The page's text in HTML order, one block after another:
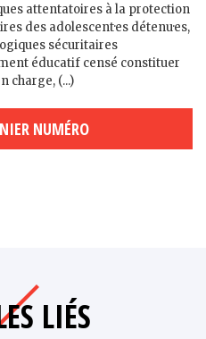
attentatoires à la protection
des adolescent·es détenu·es,
sécuritaires
éducatif censé constituer
charge, (...)
NUMÉRO
LIÉS